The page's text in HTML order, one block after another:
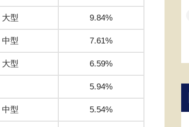
大型 9.84%
中型 7.61%
大型 6.59%
5.94%
型 5.54%